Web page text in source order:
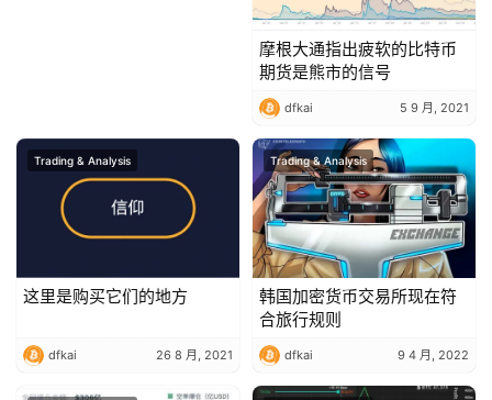
摩根大通指出疲软的比特币
期货是熊市的信号
dfkai 5 9 月, 2021
Trading & Analysis
这里是购买它们的地方
dfkai 26 8 月, 2021
Trading & Analysis
韩国加密货币交易所现在符
合旅行规则
dfkai 9 4 月, 2022